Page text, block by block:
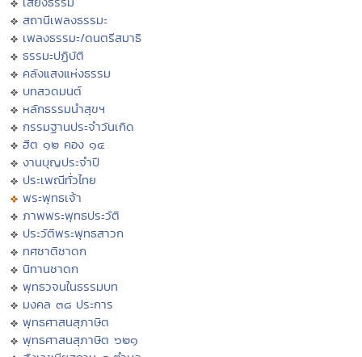
สถานีเพลงธรรมะ
เพลงธรรมะ/ดนตรีสมาธิ
ธรรมะปฏิบัติ
คลังแสงแห่งธรรม
บทสวดมนต์
หลักธรรมนำสุขฯ
กรรมฐานประจำวันเกิด
ฮีต ๑๒ คอง ๑๔
งานบุญประจำปี
ประเพณีทั่วไทย
พระพุทธเจ้า
ภาพพระพุทธประวัติ
ประวัติพระพุทธสาวก
ทศชาติชาดก
นิทานชาดก
พุทธวจนในธรรมบท
มงคล ๓๘ ประการ
พุทธศาสนสุภาษิต
พุทธศาสนสุภาษิต ๖๒๑